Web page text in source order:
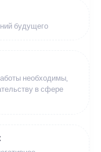
будущего
необходимы,
в сфере